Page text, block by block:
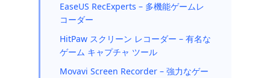
EaseUS RecExperts – 多機能ゲームレ
コーダー
HitPaw スクリーン レコーダー – 有名な
ゲーム キャプチャ ツール
Movavi Screen Recorder – 強力なゲー